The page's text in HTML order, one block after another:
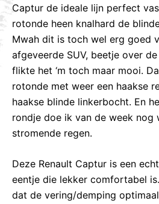
Captur de ideale lijn perfect
rotonde heen knalhard de
Mwah dit is toch wel erg goed
afgeveerde SUV, beetje over
flikte het ‘m toch maar mooi.
rotonde met weer een haakse
haakse blinde linkerbocht. En
rondje doe ik van de week nog
stromende regen.
Deze Renault Captur is een
eentje die lekker comfortabel
dat de vering/demping